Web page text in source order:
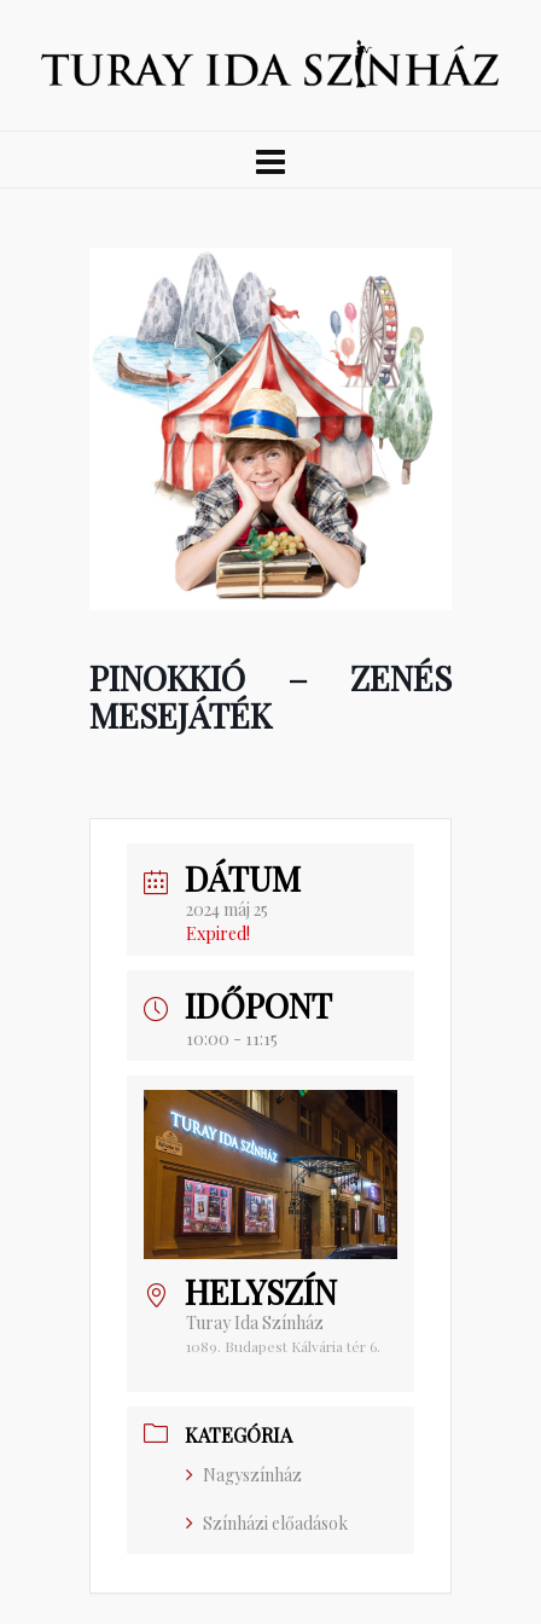
PINOKKIÓ – ZENÉS
MESEJÁTÉK
DÁTUM
2024 máj 25
Expired!
IDŐPONT
10:00 - 11:15
HELYSZÍN
Turay Ida Színház
1089. Budapest Kálvária tér 6.
KATEGÓRIA
Nagyszínház
Színházi előadások